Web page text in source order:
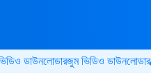
ডাউনলোডারজুম ভিডিও ডাউনলোডার